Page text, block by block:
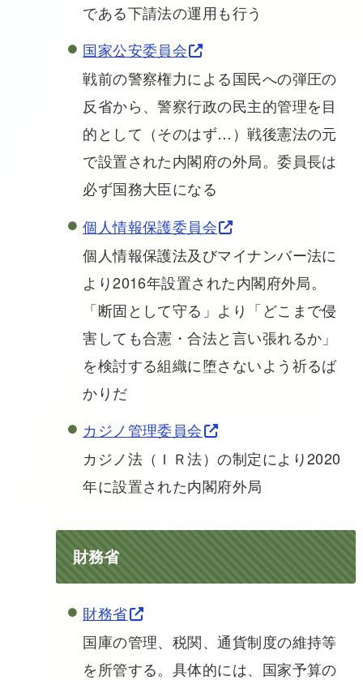
である下請法の運用も行う
国家公安委員会
戦前の警察権力による国民への弾圧の
反省から、警察行政の民主的管理を目
的として（そのはず…）戦後憲法の元
で設置された内閣府の外局。委員長は
必ず国務大臣になる
個人情報保護委員会
個人情報保護法及びマイナンバー法に
より2016年設置された内閣府外局。
「断固として守る」より「どこまで侵
害しても合憲・合法と言い張れるか」
を検討する組織に堕さないよう祈るば
かりだ
カジノ管理委員会
カジノ法（ＩＲ法）の制定により2020
年に設置された内閣府外局
財務省
財務省
国庫の管理、税関、通貨制度の維持等
を所管する。具体的には、国家予算の